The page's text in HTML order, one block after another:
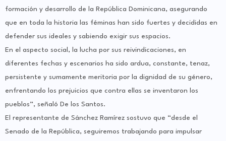
formación y desarrollo de la República Dominicana, asegurando
que en toda la historia las féminas han sido fuertes y decididas en
defender sus ideales y sabiendo exigir sus espacios.
En el aspecto social, la lucha por sus reivindicaciones, en
diferentes fechas y escenarios ha sido ardua, constante, tenaz,
persistente y sumamente meritoria por la dignidad de su género,
enfrentando los prejuicios que contra ellas se inventaron los
pueblos”, señaló De los Santos.
El representante de Sánchez Ramírez sostuvo que “desde el
Senado de la República, seguiremos trabajando para impulsar